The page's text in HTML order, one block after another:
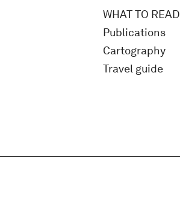
WHAT TO READ
Publications
Cartography
Travel guide